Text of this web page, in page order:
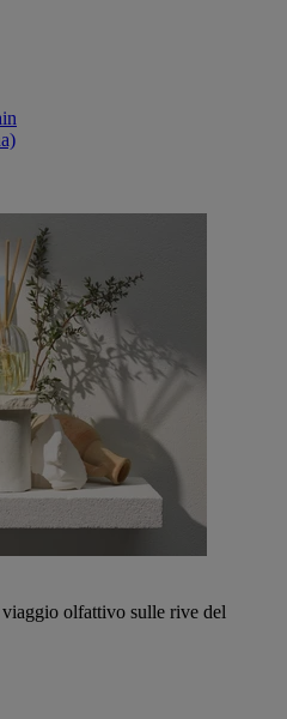
olfattivo sulle rive del